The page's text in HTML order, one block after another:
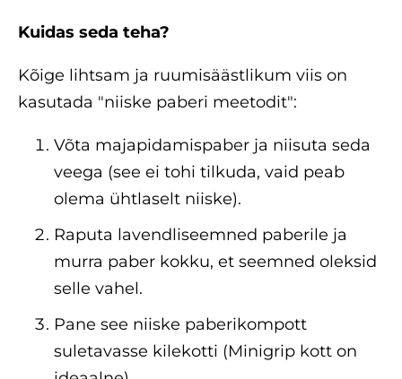
Kuidas seda teha?
Kõige lihtsam ja ruumisäästlikum viis on
kasutada "niiske paberi meetodit":
Võta majapidamispaber ja niisuta seda
veega (see ei tohi tilkuda, vaid peab
olema ühtlaselt niiske).
Raputa lavendliseemned paberile ja
murra paber kokku, et seemned oleksid
selle vahel.
Pane see niiske paberikompott
suletavasse kilekotti (Minigrip kott on